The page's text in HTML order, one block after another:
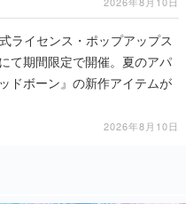
ライセンス・ポップアップス
て期間限定で開催。夏のアパ
ドボーン』の新作アイテムが
2026年8月10日